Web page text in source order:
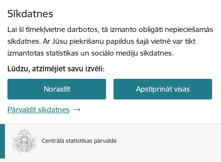
Sīkdatnes
Lai šī tīmekļvietne darbotos, tā izmanto obligāti nepieciešamās
sīkdatnes. Ar Jūsu piekrišanu papildus šajā vietnē var tikt
izmantotas statistikas un sociālo mediju sīkdatnes.
Lūdzu, atzīmējiet savu izvēli:
Noraidīt Apstiprināt visas
Pārvaldīt sīkdatnes